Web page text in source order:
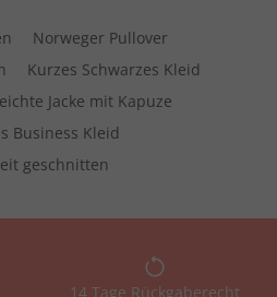
Norweger Pullover
Kurzes Schwarzes Kleid
Jacke mit Kapuze
Business Kleid
geschnitten
14 Tage Rückgaberecht